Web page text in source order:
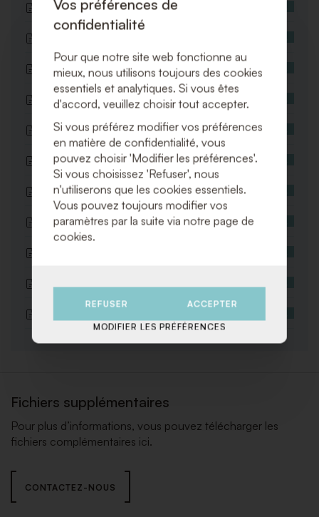
KEUK090 Four a convection 4 GN 11 - 230V
VA064 Foyer Extérieur Ibiza 62x61x139 Noir
VA024 Foyer Extérieur 62x61x139 Noir
KEUK097 Panini grill 230V
KEUK096 Plaque de cuisson Teppanyaki
240V
KEUK095 Bain-marie 3 x 13 GN - 230V
10kW
KEUK094 Réchaud a potage dia 36cm 8L
Fichiers supplémentaires
Pour plus d’informations, vous pouvez télécharger les
fichiers complémentaires ici.
CONTACTEZ-NOUS
Vos préférences de
confidentialité
Pour que notre site web fonctionne au
mieux, nous utilisons toujours des cookies
essentiels et analytiques. Si vous êtes
d'accord, veuillez choisir tout accepter.
Si vous préférez modifier vos préférences
en matière de confidentialité, vous
pouvez choisir 'Modifier les préférences'.
Si vous choisissez 'Refuser', nous
n'utiliserons que les cookies essentiels.
Vous pouvez toujours modifier vos
paramètres par la suite via notre page de
cookies.
REFUSER ACCEPTER
MODIFIER LES PRÉFÉRENCES